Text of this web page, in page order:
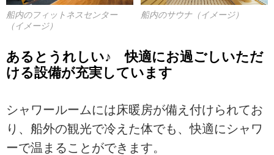
船内のフィットネスセンター
（イメージ）
船内のサウナ（イメージ）
あるとうれしい♪ 快適にお過ごしいただ
ける設備が充実しています
シャワールームには床暖房が備え付けられてお
り、船外の観光で冷えた体でも、快適にシャワ
ーで温まることができます。